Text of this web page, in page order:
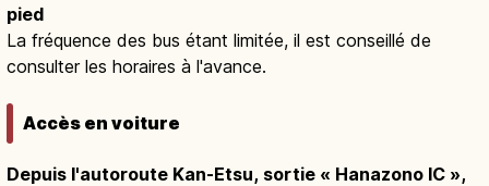
pied
La fréquence des bus étant limitée, il est conseillé de
consulter les horaires à l'avance.
Accès en voiture
Depuis l'autoroute Kan-Etsu, sortie « Hanazono IC »,